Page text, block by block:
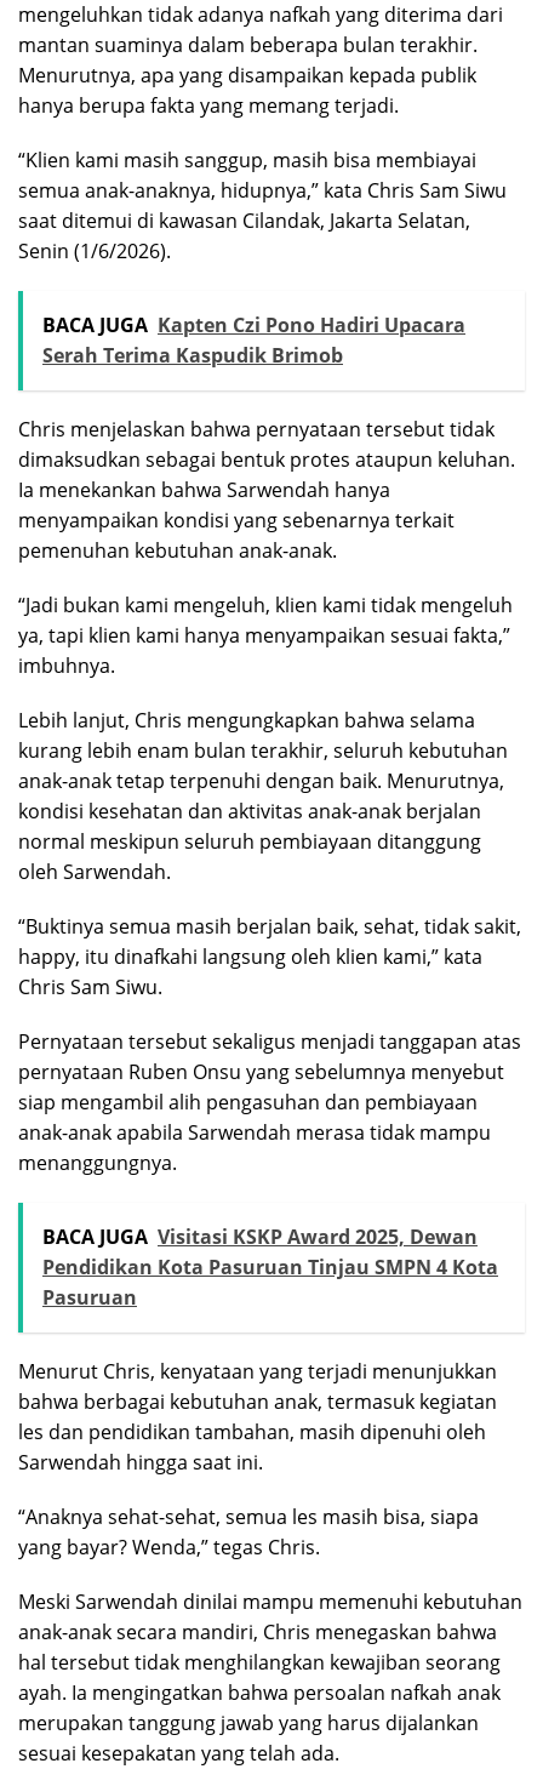
mengeluhkan tidak adanya nafkah yang diterima dari
mantan suaminya dalam beberapa bulan terakhir.
Menurutnya, apa yang disampaikan kepada publik
hanya berupa fakta yang memang terjadi.
“Klien kami masih sanggup, masih bisa membiayai
semua anak-anaknya, hidupnya,” kata Chris Sam Siwu
saat ditemui di kawasan Cilandak, Jakarta Selatan,
Senin (1/6/2026).
BACA JUGA Kapten Czi Pono Hadiri Upacara
Serah Terima Kaspudik Brimob
Chris menjelaskan bahwa pernyataan tersebut tidak
dimaksudkan sebagai bentuk protes ataupun keluhan.
Ia menekankan bahwa Sarwendah hanya
menyampaikan kondisi yang sebenarnya terkait
pemenuhan kebutuhan anak-anak.
“Jadi bukan kami mengeluh, klien kami tidak mengeluh
ya, tapi klien kami hanya menyampaikan sesuai fakta,”
imbuhnya.
Lebih lanjut, Chris mengungkapkan bahwa selama
kurang lebih enam bulan terakhir, seluruh kebutuhan
anak-anak tetap terpenuhi dengan baik. Menurutnya,
kondisi kesehatan dan aktivitas anak-anak berjalan
normal meskipun seluruh pembiayaan ditanggung
oleh Sarwendah.
“Buktinya semua masih berjalan baik, sehat, tidak sakit,
happy, itu dinafkahi langsung oleh klien kami,” kata
Chris Sam Siwu.
Pernyataan tersebut sekaligus menjadi tanggapan atas
pernyataan Ruben Onsu yang sebelumnya menyebut
siap mengambil alih pengasuhan dan pembiayaan
anak-anak apabila Sarwendah merasa tidak mampu
menanggungnya.
BACA JUGA Visitasi KSKP Award 2025, Dewan
Pendidikan Kota Pasuruan Tinjau SMPN 4 Kota
Pasuruan
Menurut Chris, kenyataan yang terjadi menunjukkan
bahwa berbagai kebutuhan anak, termasuk kegiatan
les dan pendidikan tambahan, masih dipenuhi oleh
Sarwendah hingga saat ini.
“Anaknya sehat-sehat, semua les masih bisa, siapa
yang bayar? Wenda,” tegas Chris.
Meski Sarwendah dinilai mampu memenuhi kebutuhan
anak-anak secara mandiri, Chris menegaskan bahwa
hal tersebut tidak menghilangkan kewajiban seorang
ayah. Ia mengingatkan bahwa persoalan nafkah anak
merupakan tanggung jawab yang harus dijalankan
sesuai kesepakatan yang telah ada.